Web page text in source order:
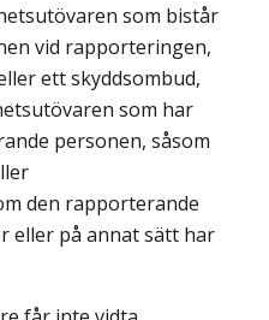
som bistår
vid rapporteringen,
ett skyddsombud,
som har
personen, såsom
den rapporterande
eller på annat sätt har